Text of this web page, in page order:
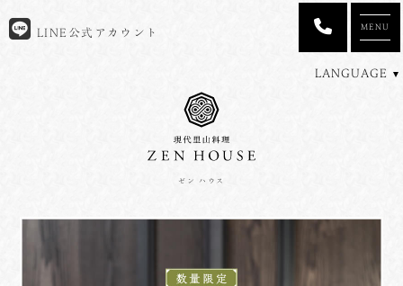
ゼン ハウス
LINE公式アカウント
LANGUAGE
MENU